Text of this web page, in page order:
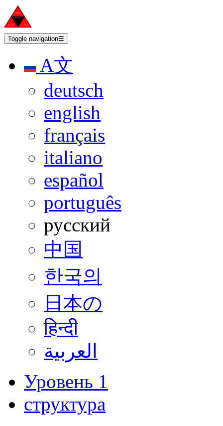
Toggle navigation☰
A文
deutsch
english
français
italiano
español
português
русский
中国
한국의
日本の
हिन्दी
العربية
Уровень 1
структура